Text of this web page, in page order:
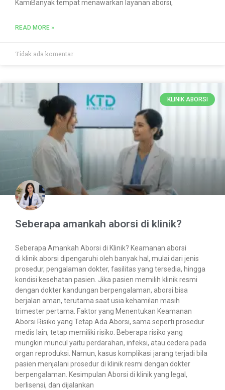
KamiBanyak tempat menawarkan layanan aborsi,
READ MORE »
Tidak ada komentar
KLINIK ABORSI
Seberapa amankah aborsi di klinik?
Seberapa Amankah Aborsi di Klinik? Keamanan aborsi
di klinik aborsi dipengaruhi oleh banyak hal, mulai dari jenis
prosedur, pengalaman dokter, fasilitas yang tersedia, hingga
kondisi kesehatan pasien. Jika pasien memilih klinik resmi
dengan dokter kandungan berpengalaman, aborsi bisa
berjalan aman, terutama saat usia kehamilan masih
trimester pertama. Faktor yang Menentukan Keamanan
Aborsi Risiko yang Tetap Ada Aborsi, sama seperti prosedur
medis lain, tetap memiliki risiko. Beberapa risiko yang
mungkin muncul yaitu perdarahan, infeksi, atau cedera pada
organ reproduksi. Namun, kasus komplikasi jarang terjadi bila
pasien menjalani prosedur di klinik resmi dengan dokter
berpengalaman. Kesimpulan Aborsi di klinik yang legal,
berlisensi, dan dijalankan